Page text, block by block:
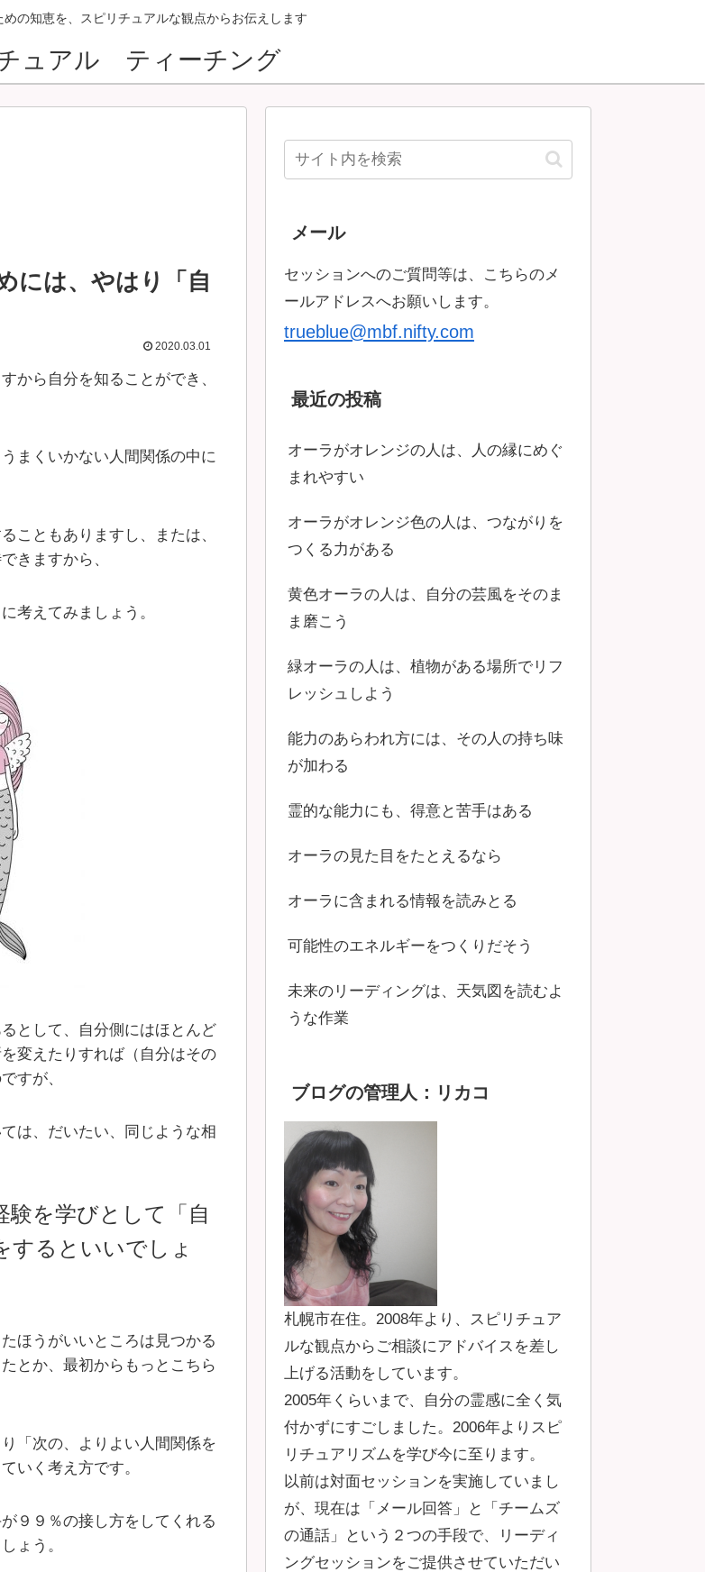
めの知恵を、スピリチュアルな観点からお伝えします
ュアル ティーチング
には、やはり「自
2020.03.01
から自分を知ることができ、
まくいかない人間関係の中に
こともありますし、または、
きますから、
考えてみましょう。
として、自分側にはほとんど
変えたりすれば（自分はその
すが、
は、だいたい、同じような相
を学びとして「 自
するといいでしょ
ほうがいいところは見つかる
とか、最初からもっとこちら
「次の、よりよい人間関係を
いく考え方です。
９９％の接し方をしてくれる
ょう。
メール
セッションへのご質問等は、こちらのメ
ールアドレスへお願いします。
trueblue@mbf.nifty.com
最近の投稿
オーラがオレンジの人は、人の縁にめぐ
まれやすい
オーラがオレンジ色の人は、つながりを
つくる力がある
黄色オーラの人は、自分の芸風をそのま
ま磨こう
緑オーラの人は、植物がある場所でリフ
レッシュしよう
能力のあらわれ方には、その人の持ち味
が加わる
霊的な能力にも、得意と苦手はある
オーラの見た目をたとえるなら
オーラに含まれる情報を読みとる
可能性のエネルギーをつくりだそう
未来のリーディングは、天気図を読むよ
うな作業
ブログの管理人：リカコ
札幌市在住。2008年より、スピリチュア
ルな観点からご相談にアドバイスを差し
上げる活動をしています。
2005年くらいまで、自分の霊感に全く気
付かずにすごしました。2006年よりスピ
リチュアリズムを学び今に至ります。
以前は対面セッションを実施していまし
が、現在は「メール回答」と「チームズ
の通話」という２つの手段で、リーディ
ングセッションをご提供させていただい